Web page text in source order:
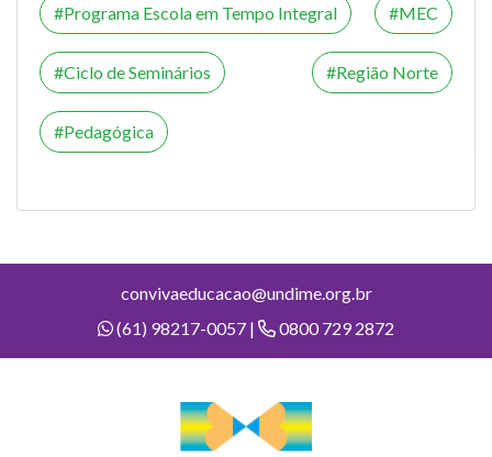
Programa Escola em Tempo Integral MEC
Ciclo de Seminários Região Norte
Pedagógica
convivaeducacao@undime.org.br
(61) 98217-0057 |
0800 729 2872